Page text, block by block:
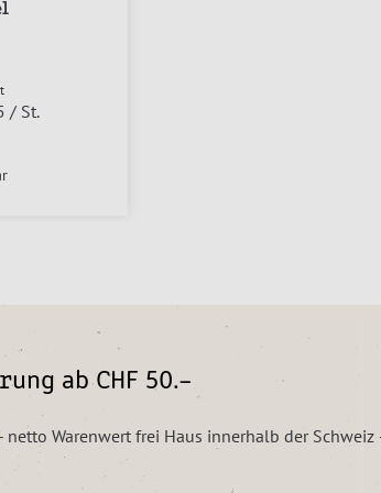
/ St.
ab CHF 50.–
Warenwert frei Haus innerhalb der